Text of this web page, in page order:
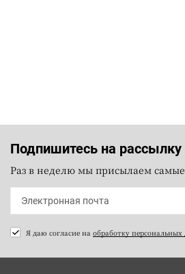
Подпишитесь на рассылку
Раз в неделю мы присылаем
Я даю согласие на обработку